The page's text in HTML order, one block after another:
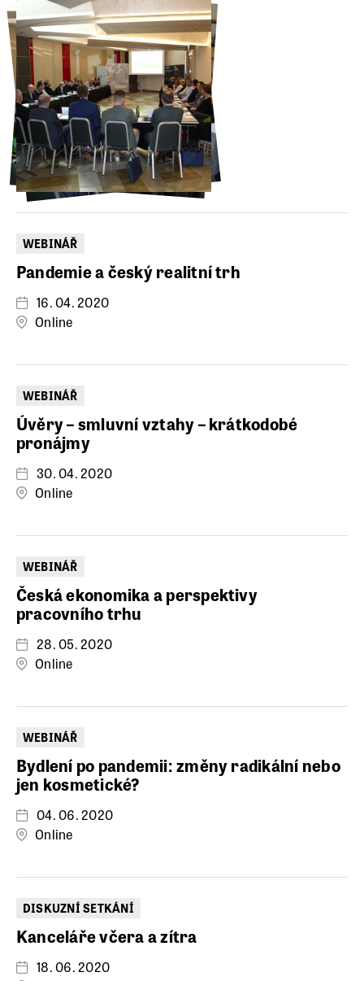
WEBINÁŘ
Pandemie a český realitní trh
16. 04. 2020
Online
WEBINÁŘ
Úvěry – smluvní vztahy – krátkodobé
pronájmy
30. 04. 2020
Online
WEBINÁŘ
Česká ekonomika a perspektivy
pracovního trhu
28. 05. 2020
Online
WEBINÁŘ
Bydlení po pandemii: změny radikální nebo
jen kosmetické?
04. 06. 2020
Online
DISKUZNÍ SETKÁNÍ
Kanceláře včera a zítra
18. 06. 2020